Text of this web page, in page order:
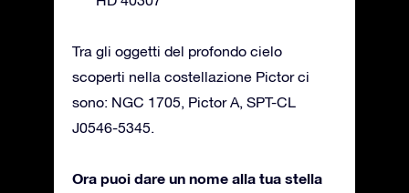
Tra gli oggetti del profondo cielo
scoperti nella costellazione Pictor ci
sono: NGC 1705, Pictor A, SPT-CL
J0546-5345.
Ora puoi dare un nome alla tua stella